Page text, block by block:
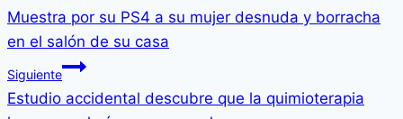
Muestra por su PS4 a su mujer desnuda y borracha
en el salón de su casa
Siguiente
Estudio accidental descubre que la quimioterapia